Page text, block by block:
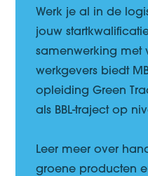
Werk je al in de
jouw
samenwerking met
werkgevers biedt
opleiding Green
als BBL-traject op
Leer meer over
groene producten